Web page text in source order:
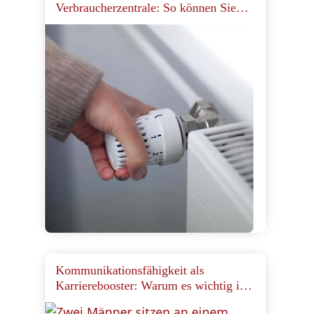
Verbraucherzentrale: So können Sie
Energie und Kosten sparen
Kommunikationsfähigkeit als
Karrierebooster: Warum es wichtig ist,
seine kommunikativen Fähigkeiten